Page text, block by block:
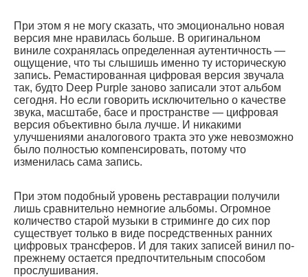
При этом я не могу сказать, что эмоционально новая
версия мне нравилась больше. В оригинальном
виниле сохранялась определенная аутентичность —
ощущение, что ты слышишь именно ту историческую
запись. Ремастированная цифровая версия звучала
так, будто Deep Purple заново записали этот альбом
сегодня. Но если говорить исключительно о качестве
звука, масштабе, басе и пространстве — цифровая
версия объективно была лучше. И никакими
улучшениями аналогового тракта это уже невозможно
было полностью компенсировать, потому что
изменилась сама запись.
При этом подобный уровень реставрации получили
лишь сравнительно немногие альбомы. Огромное
количество старой музыки в стриминге до сих пор
существует только в виде посредственных ранних
цифровых трансферов. И для таких записей винил по-
прежнему остается предпочтительным способом
прослушивания.